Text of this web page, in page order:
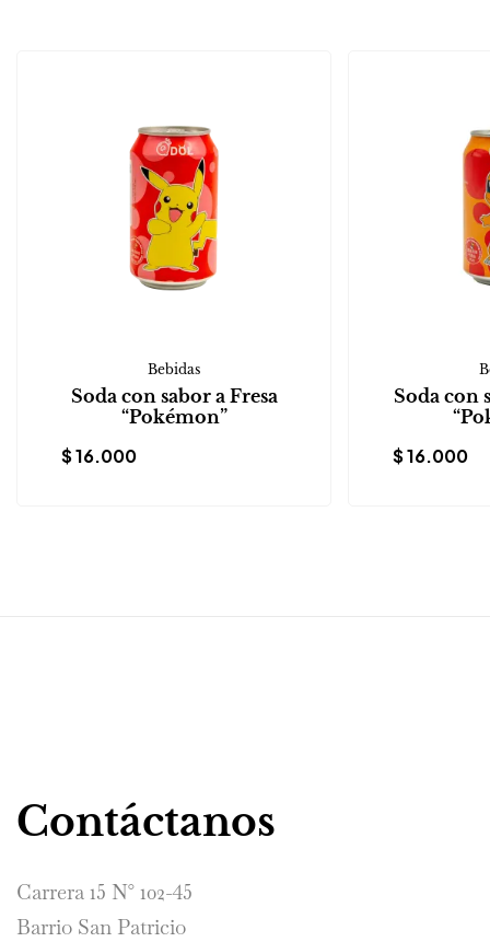
Bebidas
Soda con sabor a Fresa
“Pokémon”
$16.000
Soda con
$16.000
Contáctanos
Carrera 15 N° 102-45
Barrio San Patricio